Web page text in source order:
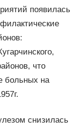
появилась
что
больных на
снизилась